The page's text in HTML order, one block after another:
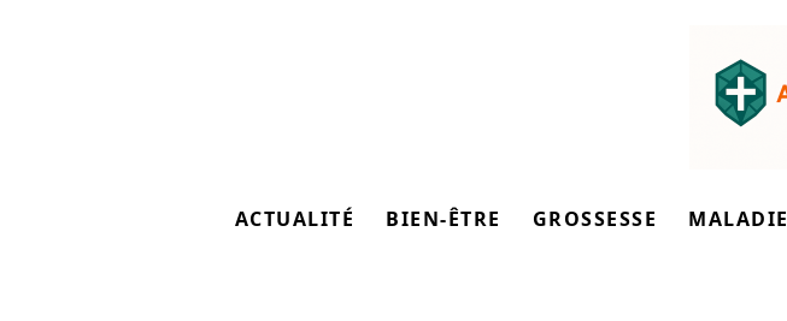
ACTUALITÉ BIEN-ÊTRE GROSSESSE MALADIE